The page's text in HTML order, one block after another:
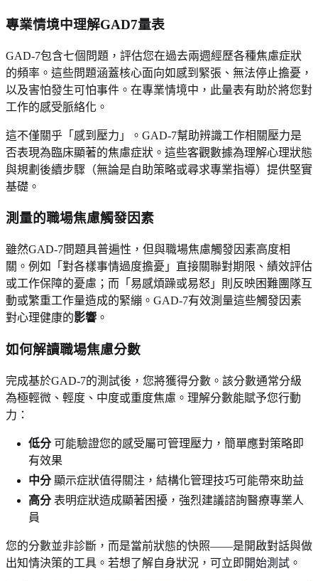
專業情境中理解GAD7量表
GAD-7包含七個問題，評估您在過去兩週經歷各種焦慮症狀
的頻率。這些問題涵蓋核心面向如感到緊張、無法停止擔憂，
以及害怕發生可怕事件。在專業情境中，此量表有助於將您對
工作的感受脈絡化。
這不僅關乎「感到壓力」。GAD-7幫助辨識工作相關壓力是
否表現為臨床顯著的焦慮症狀。這些客觀數據為理解心理狀態
與規劃後續步驟（無論是自助策略或尋求專業指導）提供堅實
基礎。
測量的職場焦慮觸發因素
雖然GAD-7問題具普遍性，但與職場焦慮觸發因素高度相
關。例如「對各樣事情過度擔憂」直接關聯對期限、績效評估
或工作保障的憂慮；而「易感煩躁或易怒」則反映困難團隊互
動或繁重工作量造成的緊繃。GAD-7有效測量這些觸發因素
對心理健康的影響 。
如何解讀職場焦慮分數
完成基於GAD-7的測試後，您將獲得分數。該分數通常分級
為極輕微、輕度、中度或重度焦慮。理解分數能賦予您行動
力：
低分可能驗證您的感受屬可管理壓力，簡單應對策略即
有效果
中分顯示症狀值得關注，結構化管理技巧可能帶來助益
高分表明症狀造成顯著困擾，強烈建議諮詢醫療專業人
員
您的分數並非診斷，而是當前狀態的快照——是開啟對話與做
出知情決策的工具。若想了解自身狀況，可立即開始測試 。